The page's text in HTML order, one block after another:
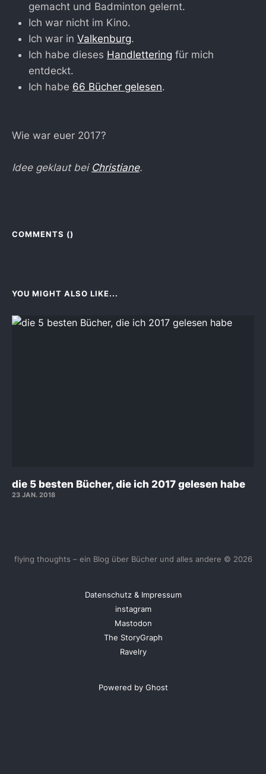
gemacht und Badminton gelernt.
Ich war nicht im Kino.
Ich war in Valkenburg.
Ich habe dieses Handlettering für mich
entdeckt.
Ich habe 66 Bücher gelesen.
Wie war euer 2017?
Idee geklaut bei Christiane.
COMMENTS ()
YOU MIGHT ALSO LIKE...
die 5 besten Bücher, die ich 2017 gelesen habe
23 JAN. 2018
flying thoughts – ein Blog über Bücher und alles andere © 2026
Datenschutz & Impressum
instagram
Mastodon
The StoryGraph
Ravelry
Powered by Ghost